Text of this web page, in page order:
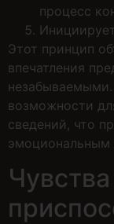
процесс
Этот принцип
впечатления
возможности
сведений, что
эмоциональным